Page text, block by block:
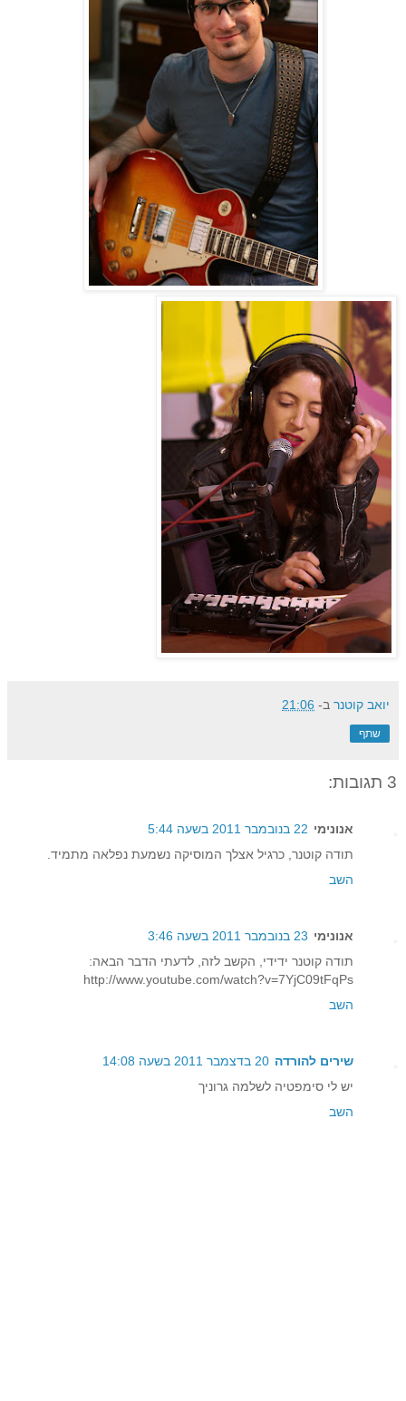
יואב קוטנר ב- 21:06
שתף
3 תגובות:
אנונימי 22 בנובמבר 2011 בשעה 5:44
תודה קוטנר, כרגיל אצלך המוסיקה נשמעת נפלאה מתמיד.
השב
אנונימי 23 בנובמבר 2011 בשעה 3:46
תודה קוטנר ידידי, הקשב לזה, לדעתי הדבר הבאה:
http://www.youtube.com/watch?v=7YjC09tFqPs
השב
שירים להורדה 20 בדצמבר 2011 בשעה 14:08
יש לי סימפטיה לשלמה גרוניך
השב